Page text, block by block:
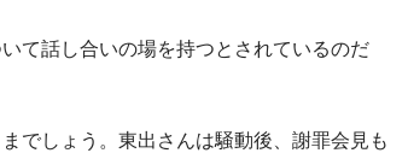
て話し合いの場を持つとされているのだ
でしょう。東出さんは騒動後、謝罪会見も